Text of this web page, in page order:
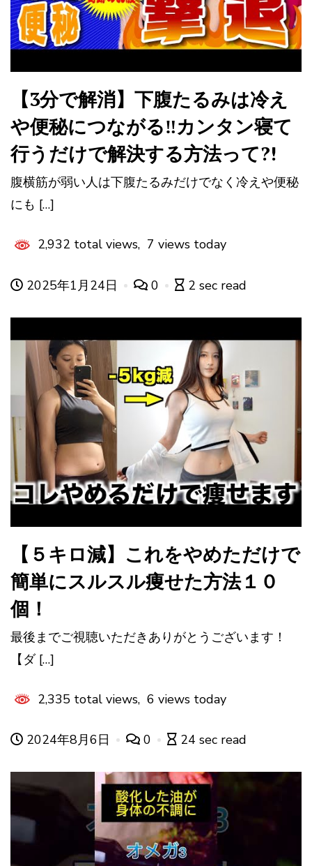
【3分で解消】下腹たるみは冷え
や便秘につながる‼︎カンタン寝て
行うだけで解決する方法って?!
腹横筋が弱い人は下腹たるみだけでなく冷えや便秘
にも […]
2,932 total views, 7 views today
2025年1月24日 0 2 sec read
【５キロ減】これをやめただけで
簡単にスルスル痩せた方法１０
個！
最後までご視聴いただきありがとうございます！
【ダ […]
2,335 total views, 6 views today
2024年8月6日 0 24 sec read